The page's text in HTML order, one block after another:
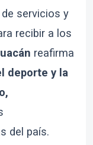
servicios y
recibir a los
reafirma
deporte y la
del país.